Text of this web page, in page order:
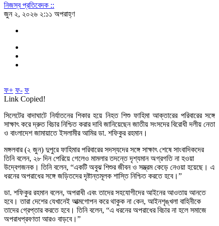
নিজস্ব প্রতিবেদক ::
জুন ২, ২০২৬ ২:১১ অপরাহ্ণ
ফ+ ফ- ফ
Link Copied!
সিলেটের বাদাঘাটে নির্যাতনের শিকার হয়ে নিহত শিশু ফাহিমা আক্তারের পরিবারের সঙ্গে
সাক্ষাৎ করে দ্রুত বিচার নিশ্চিত করার দাবি জানিয়েছেন জাতীয় সংসদের বিরোধী দলীয় নেতা
ও বাংলাদেশ জামায়াতে ইসলামীর আমির ডা. শফিকুর রহমান।
মঙ্গলবার (২ জুন) দুপুরে ফাহিমার পরিবারের সদস্যদের সঙ্গে সাক্ষাৎ শেষে সাংবাদিকদের
তিনি বলেন, ২৮ দিন পেরিয়ে গেলেও মামলার তদন্তে দৃশ্যমান অগ্রগতি না হওয়া
উদ্বেগজনক। তিনি বলেন, “একটি অবুঝ শিশুর জীবন ও সম্ভ্রম কেড়ে নেওয়া হয়েছে। এ
ধরনের অপরাধের সঙ্গে জড়িতদের দৃষ্টান্তমূলক শাস্তি নিশ্চিত করতে হবে।”
ডা. শফিকুর রহমান বলেন, অপরাধী এবং তাদের সহযোগীদের আইনের আওতায় আনতে
হবে। তারা দেশের যেখানেই আত্মগোপন করে থাকুক না কেন, আইনশৃঙ্খলা বাহিনীকে
তাদের গ্রেপ্তার করতে হবে। তিনি বলেন, “এ ধরনের অপরাধের বিচার না হলে সমাজে
অপরাধপ্রবণতা আরও বাড়বে।”